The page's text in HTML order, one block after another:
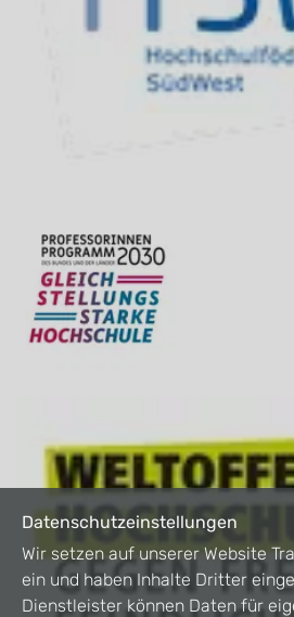
Datenschutzeinstellungen
Wir setzen auf unserer Website
ein und haben Inhalte Dritter
Dienstleister können Daten für